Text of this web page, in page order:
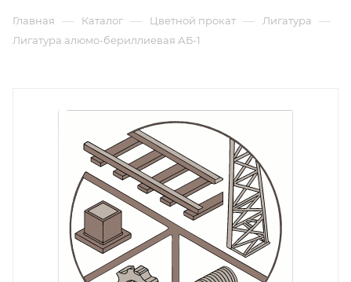
Главная — Каталог — Цветной прокат — Лигатура —
Лигатура алюмо-бериллиевая АБ-1